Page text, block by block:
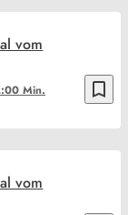
bookmark_border
Min.
vom
vom